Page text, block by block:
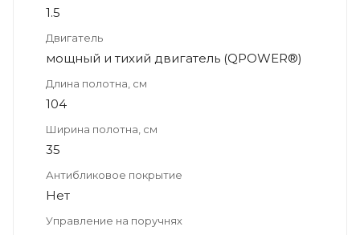
1.5
Двигатель
мощный и тихий двигатель (QPOWER®)
Длина полотна, см
104
Ширина полотна, см
35
Антибликовое покрытие
Нет
Управление на поручнях